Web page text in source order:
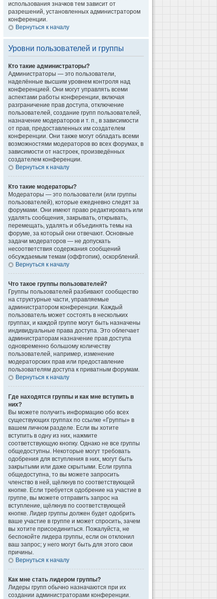
использования значков тем зависит от
разрешений, установленных администратором
конференции.
Вернуться к началу
Уровни пользователей и группы
Кто такие администраторы?
Администраторы — это пользователи,
наделённые высшим уровнем контроля над
конференцией. Они могут управлять всеми
аспектами работы конференции, включая
разграничение прав доступа, отключение
пользователей, создание групп пользователей,
назначение модераторов и т. п., в зависимости
от прав, предоставленных им создателем
конференции. Они также могут обладать всеми
возможностями модераторов во всех форумах, в
зависимости от настроек, произведённых
создателем конференции.
Вернуться к началу
Кто такие модераторы?
Модераторы — это пользователи (или группы
пользователей), которые ежедневно следят за
форумами. Они имеют право редактировать или
удалять сообщения, закрывать, открывать,
перемещать, удалять и объединять темы на
форуме, за который они отвечают. Основные
задачи модераторов — не допускать
несоответствия содержания сообщений
обсуждаемым темам (оффтопик), оскорблений.
Вернуться к началу
Что такое группы пользователей?
Группы пользователей разбивают сообщество
на структурные части, управляемые
администратором конференции. Каждый
пользователь может состоять в нескольких
группах, и каждой группе могут быть назначены
индивидуальные права доступа. Это облегчает
администраторам назначение прав доступа
одновременно большому количеству
пользователей, например, изменение
модераторских прав или предоставление
пользователям доступа к приватным форумам.
Вернуться к началу
Где находятся группы и как мне вступить в
них?
Вы можете получить информацию обо всех
существующих группах по ссылке «Группы» в
вашем личном разделе. Если вы хотите
вступить в одну из них, нажмите
соответствующую кнопку. Однако не все группы
общедоступны. Некоторые могут требовать
одобрения для вступления в них, могут быть
закрытыми или даже скрытыми. Если группа
общедоступна, то вы можете запросить
членство в ней, щёлкнув по соответствующей
кнопке. Если требуется одобрение на участие в
группе, вы можете отправить запрос на
вступление, щёлкнув по соответствующей
кнопке. Лидер группы должен будет одобрить
ваше участие в группе и может спросить, зачем
вы хотите присоединиться. Пожалуйста, не
беспокойте лидера группы, если он отклонил
ваш запрос; у него могут быть для этого свои
причины.
Вернуться к началу
Как мне стать лидером группы?
Лидеры групп обычно назначаются при их
создании администраторами конференции.